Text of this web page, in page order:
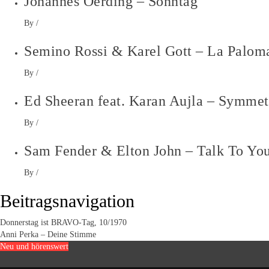
By /
Semino Rossi & Karel Gott – La
By /
Ed Sheeran feat. Karan Aujla –
By /
Sam Fender & Elton John – Talk To
By /
Beitragsnavigation
Donnerstag ist BRAVO-Tag, 10/1970
Anni Perka – Deine Stimme
Neu und hörenswert